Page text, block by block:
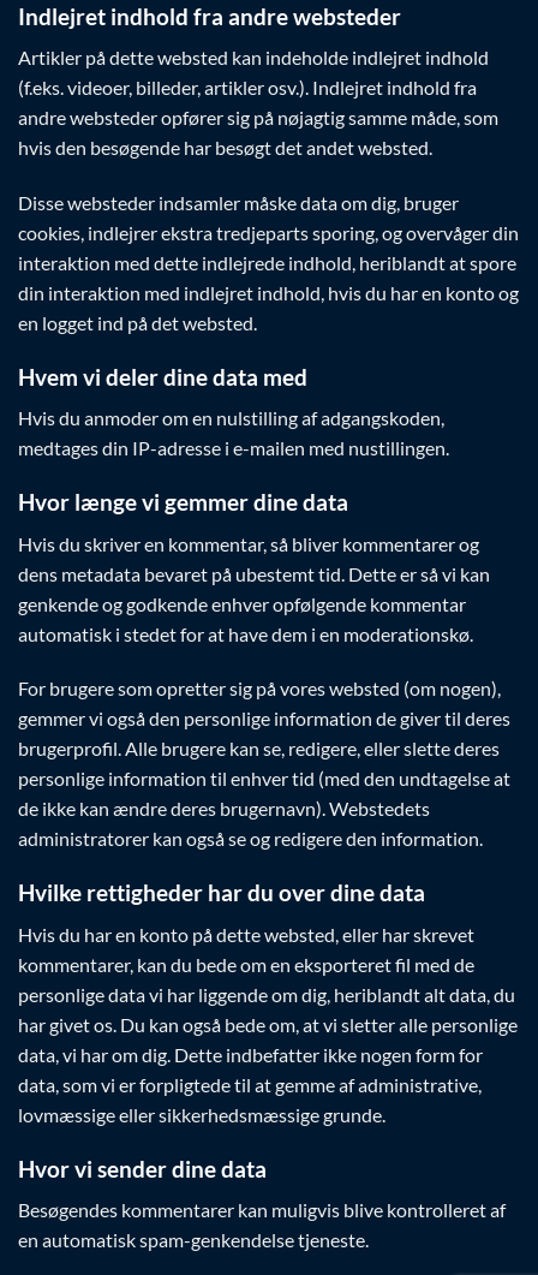
Indlejret indhold fra andre websteder
Artikler på dette websted kan indeholde indlejret indhold
(f.eks. videoer, billeder, artikler osv.). Indlejret indhold fra
andre websteder opfører sig på nøjagtig samme måde, som
hvis den besøgende har besøgt det andet websted.
Disse websteder indsamler måske data om dig, bruger
cookies, indlejrer ekstra tredjeparts sporing, og overvåger din
interaktion med dette indlejrede indhold, heriblandt at spore
din interaktion med indlejret indhold, hvis du har en konto og
en logget ind på det websted.
Hvem vi deler dine data med
Hvis du anmoder om en nulstilling af adgangskoden,
medtages din IP-adresse i e-mailen med nustillingen.
Hvor længe vi gemmer dine data
Hvis du skriver en kommentar, så bliver kommentarer og
dens metadata bevaret på ubestemt tid. Dette er så vi kan
genkende og godkende enhver opfølgende kommentar
automatisk i stedet for at have dem i en moderationskø.
For brugere som opretter sig på vores websted (om nogen),
gemmer vi også den personlige information de giver til deres
brugerprofil. Alle brugere kan se, redigere, eller slette deres
personlige information til enhver tid (med den undtagelse at
de ikke kan ændre deres brugernavn). Webstedets
administratorer kan også se og redigere den information.
Hvilke rettigheder har du over dine data
Hvis du har en konto på dette websted, eller har skrevet
kommentarer, kan du bede om en eksporteret fil med de
personlige data vi har liggende om dig, heriblandt alt data, du
har givet os. Du kan også bede om, at vi sletter alle personlige
data, vi har om dig. Dette indbefatter ikke nogen form for
data, som vi er forpligtede til at gemme af administrative,
lovmæssige eller sikkerhedsmæssige grunde.
Hvor vi sender dine data
Besøgendes kommentarer kan muligvis blive kontrolleret af
en automatisk spam-genkendelse tjeneste.